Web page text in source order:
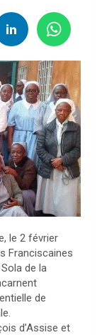
le 2 février
Franciscaines
de la
de
d’Assise et